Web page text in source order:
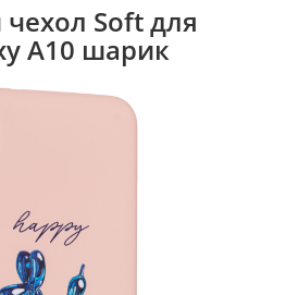
Soft для
A10 шарик